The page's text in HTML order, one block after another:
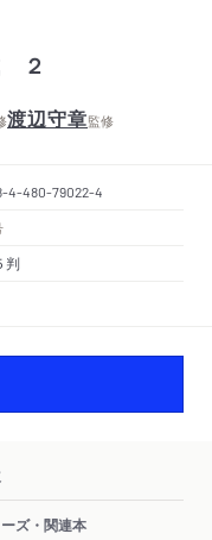
２
渡辺守章監修
4-480-79022-4
判
ズ・関連本